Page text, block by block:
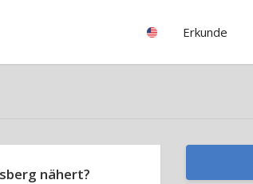
Erkunde
nähert?